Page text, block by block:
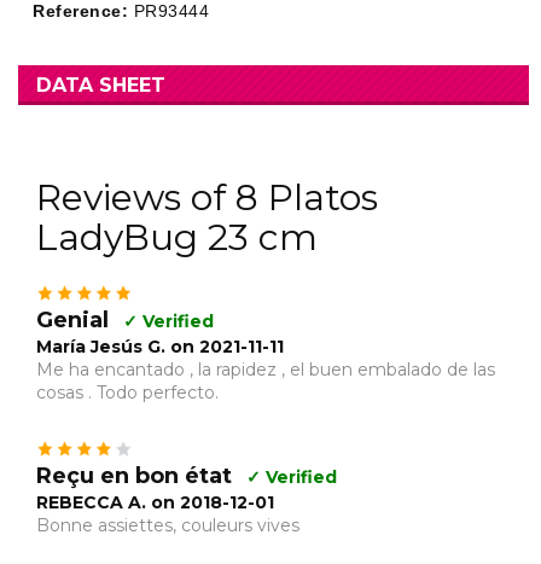
Reference: PR93444
DATA SHEET
Reviews of 8 Platos
LadyBug 23 cm
Genial
✓ Verified
María Jesús G. on 2021-11-11
Me ha encantado , la rapidez , el buen embalado de las
cosas . Todo perfecto.
Reçu en bon état
✓ Verified
REBECCA A. on 2018-12-01
Bonne assiettes, couleurs vives